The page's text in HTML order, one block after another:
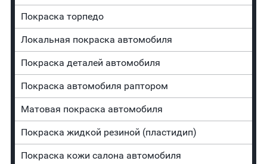
Покраска торпедо
Локальная покраска автомобиля
Покраска деталей автомобиля
Покраска автомобиля раптором
Матовая покраска автомобиля
Покраска жидкой резиной (пластидип)
Покраска кожи салона автомобиля